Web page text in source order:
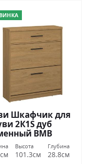
Шкафчик для
2К1S дуб
ВМВ
Высота
101.3см
Глубина
28.8см